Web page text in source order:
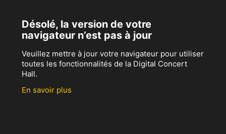
Désolé, la version de votre
navigateur n’est pas à jour
Veuillez mettre à jour votre navigateur pour utiliser
toutes les fonctionnalités de la Digital Concert
Hall.
En savoir plus